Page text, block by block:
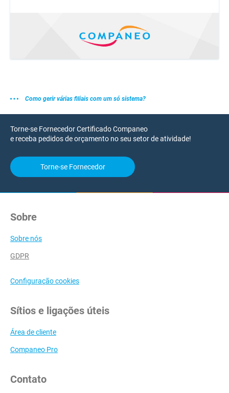
Como gerir várias filiais com um só sistema?
Torne-se Fornecedor Certificado Companeo
e receba pedidos de orçamento no seu setor de atividade!
Torne-se Fornecedor
Sobre
Sobre nós
GDPR
Configuração cookies
Sítios e ligações úteis
Área de cliente
Companeo Pro
Contato